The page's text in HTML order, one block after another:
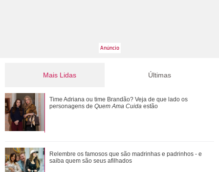
Mais Lidas
Emma Heming revela que estava noiva quando conheceu
Bruce Willis: Adorava estar perto dele
Leonardo compra 60 porcos e brinca ao ter dificuldade com
pagamento: Vou pedir ajuda
Últimas
Time Adriana ou time Brandão? Veja de que lado os
personagens de Quem Ama Cuida estão
Relembre os famosos que são madrinhas e padrinhos - e
saiba quem são seus afilhados